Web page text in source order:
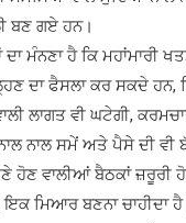
ਬਣ ਗਏ ਹਨ।
ਮੰਨਣਾ ਹੈ ਕਿ ਮਹਾਂਮਾਰੀ
ਦਾ ਫੈਸਲਾ ਕਰ ਸਕਦੇ ਹਨ,
ਲਾਗਤ ਵੀ ਘਟੇਗੀ,
ਨਾਲ ਨਾਲ ਸਮੇਂ ਅਤੇ ਪੈਸੇ ਦੀ
ਹੋਣ ਵਾਲੀਆਂ ਬੈਠਕਾਂ
ਮਿਆਰ ਬਣਨਾ ਚਾਹੀਦਾ